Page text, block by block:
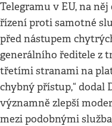
Telegramu v EU, na
řízení proti samotné
před nástupem
generálního ředitele z
třetími stranami na
chybný přístup,“ dodal
významně zlepší
mezi podobnými